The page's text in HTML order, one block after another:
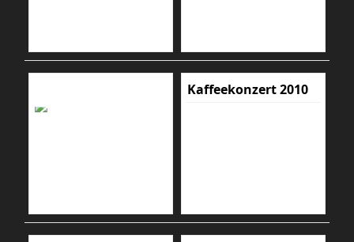
Kaffeekonzert 2010